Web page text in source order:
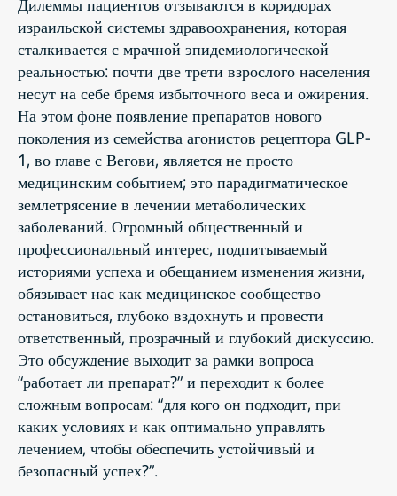
Дилеммы пациентов отзываются в коридорах
израильской системы здравоохранения, которая
сталкивается с мрачной эпидемиологической
реальностью: почти две трети взрослого населения
несут на себе бремя избыточного веса и ожирения.
На этом фоне появление препаратов нового
поколения из семейства агонистов рецептора GLP-
1, во главе с Вегови, является не просто
медицинским событием; это парадигматическое
землетрясение в лечении метаболических
заболеваний. Огромный общественный и
профессиональный интерес, подпитываемый
историями успеха и обещанием изменения жизни,
обязывает нас как медицинское сообщество
остановиться, глубоко вздохнуть и провести
ответственный, прозрачный и глубокий дискуссию.
Это обсуждение выходит за рамки вопроса
“работает ли препарат?” и переходит к более
сложным вопросам: “для кого он подходит, при
каких условиях и как оптимально управлять
лечением, чтобы обеспечить устойчивый и
безопасный успех?”.